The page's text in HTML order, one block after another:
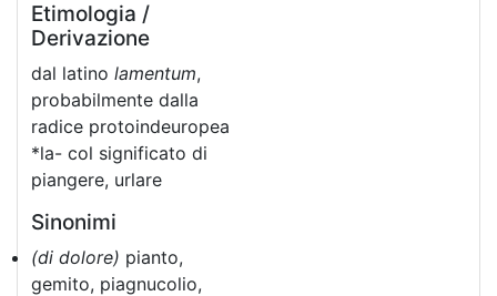
Etimologia /
Derivazione
dal latino lamentum,
probabilmente dalla
radice protoindeuropea
*la- col significato di
piangere, urlare
Sinonimi
(di dolore) pianto,
gemito, piagnucolio,